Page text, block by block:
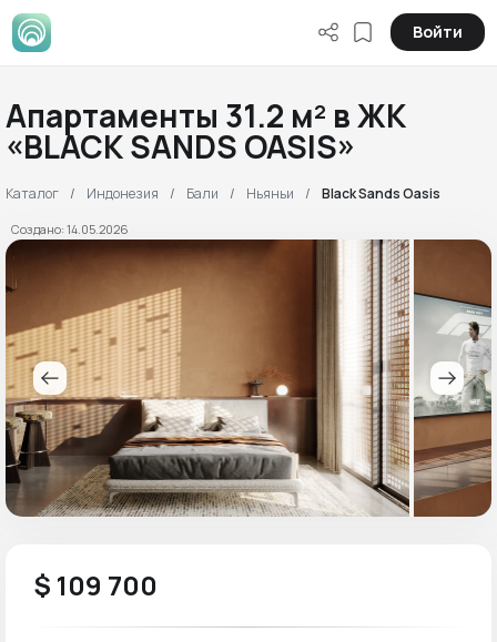
Войти
Апартаменты 31.2 м² в ЖК
«BLACK SANDS OASIS»
Каталог Индонезия Бали Ньяньи Black Sands Oasis
Создано: 14.05.2026
$ 109 700